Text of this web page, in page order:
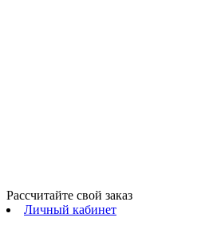
Рассчитайте свой заказ
Личный кабинет